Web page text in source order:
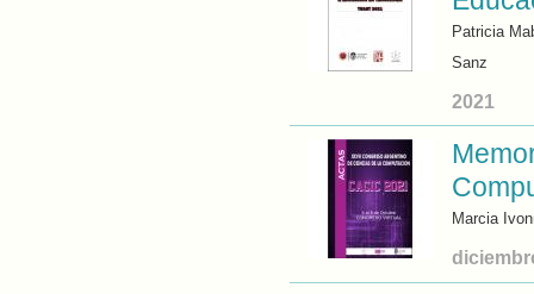
Patricia
Sanz
2021
Marcia